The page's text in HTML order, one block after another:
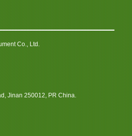
Co., Ltd.
Jinan 250012, PR China.